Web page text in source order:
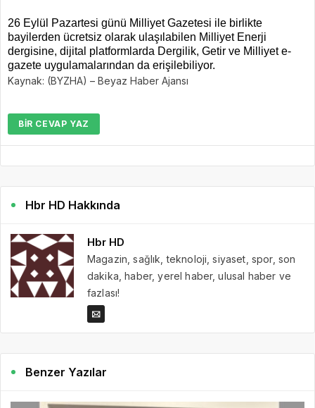
26 Eylül Pazartesi günü Milliyet Gazetesi ile birlikte
bayilerden ücretsiz olarak ulaşılabilen Milliyet Enerji
dergisine, dijital platformlarda Dergilik, Getir ve Milliyet e-
gazete uygulamalarından da erişilebiliyor.
Kaynak: (BYZHA) – Beyaz Haber Ajansı
BIR CEVAP YAZ
Hbr HD Hakkında
Hbr HD
Magazin, sağlık, teknoloji, siyaset, spor, son
dakika, haber, yerel haber, ulusal haber ve
fazlası!
Benzer Yazılar